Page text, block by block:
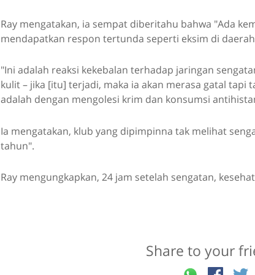
Ray mengatakan, ia sempat diberitahu bahwa "Ada
mendapatkan respon tertunda seperti eksim di
"Ini adalah reaksi kekebalan terhadap jaringan
kulit – jika [itu] terjadi, maka ia akan merasa gatal tapi
adalah dengan mengolesi krim dan konsumsi
Ia mengatakan, klub yang dipimpinna tak melihat
tahun".
Ray mengungkapkan, 24 jam setelah sengatan,
Share to your